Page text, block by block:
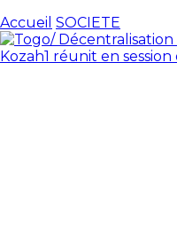
Accueil SOCIETE